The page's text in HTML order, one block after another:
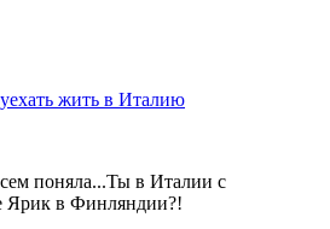
жить в Италию
поняла...Ты в Италии с
Ярик в Финляндии?!